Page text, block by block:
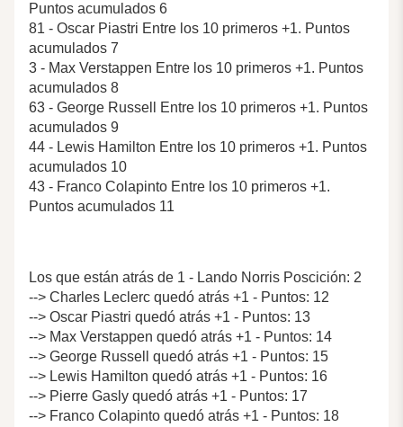
Puntos acumulados 6
81 - Oscar Piastri Entre los 10 primeros +1. Puntos
acumulados 7
3 - Max Verstappen Entre los 10 primeros +1. Puntos
acumulados 8
63 - George Russell Entre los 10 primeros +1. Puntos
acumulados 9
44 - Lewis Hamilton Entre los 10 primeros +1. Puntos
acumulados 10
43 - Franco Colapinto Entre los 10 primeros +1.
Puntos acumulados 11
Los que están atrás de 1 - Lando Norris Poscición: 2
--> Charles Leclerc quedó atrás +1 - Puntos: 12
--> Oscar Piastri quedó atrás +1 - Puntos: 13
--> Max Verstappen quedó atrás +1 - Puntos: 14
--> George Russell quedó atrás +1 - Puntos: 15
--> Lewis Hamilton quedó atrás +1 - Puntos: 16
--> Pierre Gasly quedó atrás +1 - Puntos: 17
--> Franco Colapinto quedó atrás +1 - Puntos: 18